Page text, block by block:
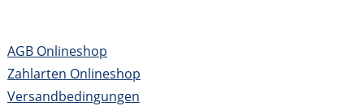
AGB Onlineshop
Zahlarten Onlineshop
Versandbedingungen